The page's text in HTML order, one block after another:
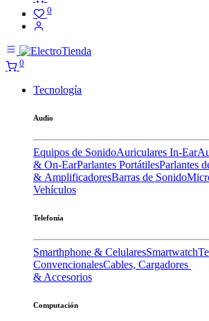
0
0
Tecnología
Audio
Equipos de SonidoAuriculares In-Ear
& On-EarParlantes PortátilesParlantes
& AmplificadoresBarras de Sonido
Vehículos
Telefonía
Smarthphone & CelularesSmartwatch
ConvencionalesCables, Cargadores
& Accesorios
Computación